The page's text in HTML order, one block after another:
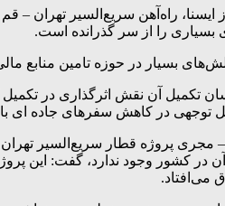
بسیاری را از سر گذرانده است.
تکمیل آن نقش اثرگذاری در
توجهی در کاهش سفرهای جاده
– مجری پروژه قطار سریع‌السیر
در کشور وجود ندارد، گفت: این
می‌افتاد.